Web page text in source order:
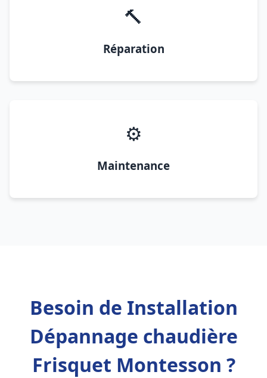
🔨
Réparation
⚙️
Maintenance
Besoin de Installation
Dépannage chaudière
Frisquet Montesson ?